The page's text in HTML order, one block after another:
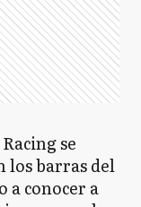
se
los barras del
a conocer a